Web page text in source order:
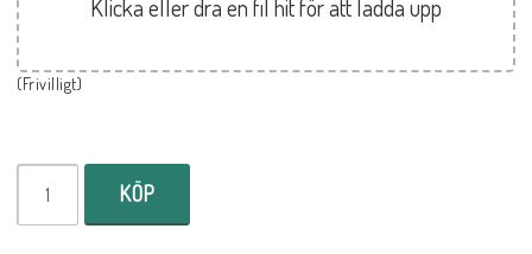
Klicka eller dra en fil hit för att ladda upp
(Frivilligt)
KÖP